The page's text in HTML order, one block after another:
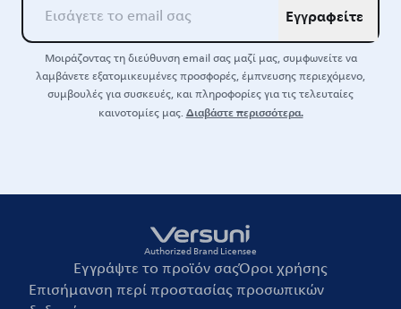
Εγγραφείτε
Μοιράζοντας τη διεύθυνση email σας μαζί μας, συμφωνείτε να
λαμβάνετε εξατομικευμένες προσφορές, έμπνευσης περιεχόμενο,
συμβουλές για συσκευές, και πληροφορίες για τις τελευταίες
καινοτομίες μας.Διαβάστε περισσότερα.
Authorized Brand Licensee
Εγγράψτε το προϊόν σαςΌροι χρήσης
Επισήμανση περί προστασίας προσωπικών